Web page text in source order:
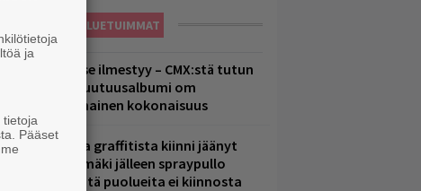
LUETUIMMAT
Huomenna se ilmestyy – CMX:stä tutun
A.W. Yrjänän uutuusalbumi om
mammuttimainen kokonaisuus
Laittomasta graffitista kiinni jäänyt
Paavo Arhinmäki jälleen spraypullo
kädessä – näitä puolueita ei kiinnosta
ja
Pääset